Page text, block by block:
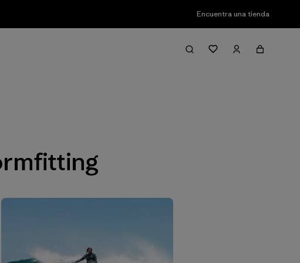
Encuentra una tienda
Filter & Sort